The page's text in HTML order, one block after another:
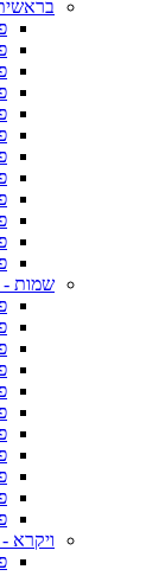
שמות -
ויקרא